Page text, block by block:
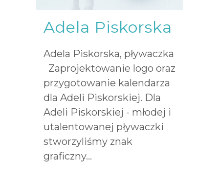
Adela Piskorska
Adela Piskorska, pływaczka
Zaprojektowanie logo oraz
przygotowanie kalendarza
dla Adeli Piskorskiej. Dla
Adeli Piskorskiej - młodej i
utalentowanej pływaczki
stworzyliśmy znak
graficzny...